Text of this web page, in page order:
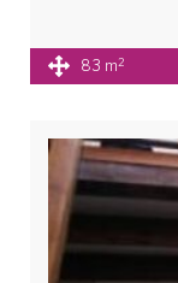
83 m2